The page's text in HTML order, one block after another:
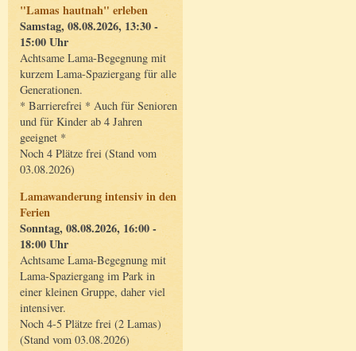
"Lamas hautnah" erleben
Samstag, 08.08.2026, 13:30 -
15:00 Uhr
Achtsame Lama-Begegnung mit
kurzem Lama-Spaziergang für alle
Generationen.
* Barrierefrei * Auch für Senioren
und für Kinder ab 4 Jahren
geeignet *
Noch 4 Plätze frei (Stand vom
03.08.2026)
Lamawanderung intensiv in den
Ferien
Sonntag, 08.08.2026, 16:00 -
18:00 Uhr
Achtsame Lama-Begegnung mit
Lama-Spaziergang im Park in
einer kleinen Gruppe, daher viel
intensiver.
Noch 4-5 Plätze frei (2 Lamas)
(Stand vom 03.08.2026)